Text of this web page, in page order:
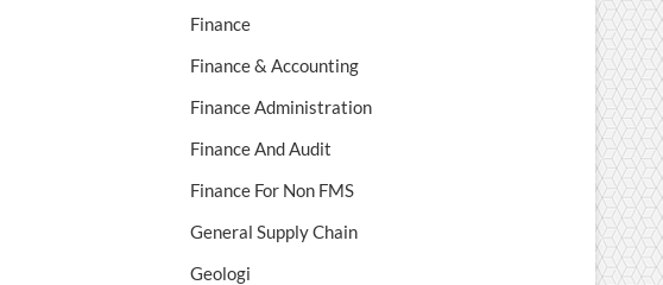
Finance
Finance & Accounting
Finance Administration
Finance And Audit
Finance For Non FMS
General Supply Chain
Geologi